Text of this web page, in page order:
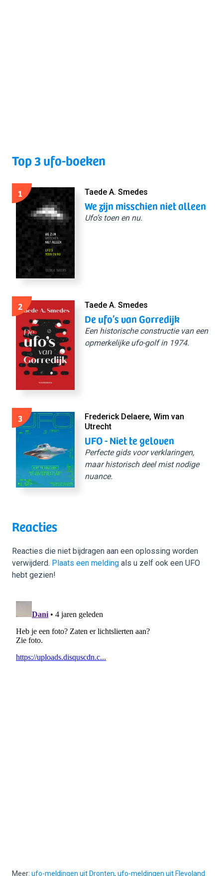
Top 3 ufo-boeken
1 Taede A. Smedes
We zijn misschien niet alleen
Ufo’s toen en nu.
2 Taede A. Smedes
De ufo’s van Gorredijk
Een historische constructie van een
opmerkelijke ufo-golf in 1974.
3
Frederick Delaere, Wim van
Utrecht
UFO - Niet te geloven
Perfecte gids voor verklaringen,
maar historisch deel mist nodige
nuance.
Reacties
Reacties die niet bijdragen aan een oplossing worden
verwijderd. Plaats een melding als u zelf ook een UFO
hebt gezien!
Meer: ufo-meldingen uit Dronten, ufo-meldingen uit Flevoland